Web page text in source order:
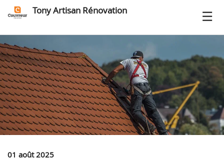
Tony Artisan Rénovation
01 août 2025